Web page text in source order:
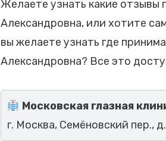
Желаете узнать какие
Александровна, или хотите
вы желаете узнать где
Александровна? Все это
Московская глазная
г. Москва, Семёновский пер., д.